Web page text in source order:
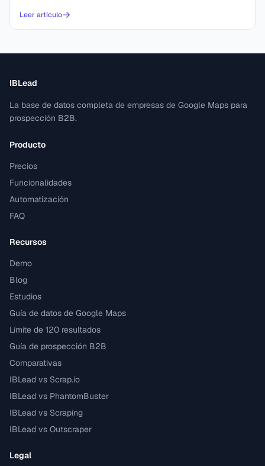
Leer artículo
IBLead
La base de datos completa de empresas de Google Maps para
prospección B2B.
Producto
Precios
Funcionalidades
Automatización
FAQ
Recursos
Demo
Blog
Estudios
Guía de datos de Google Maps
Límite de 120 resultados
Guía de prospección B2B
Comparativas
IBLead vs Scrap.io
IBLead vs PhantomBuster
IBLead vs Scraping
IBLead vs Outscraper
Legal